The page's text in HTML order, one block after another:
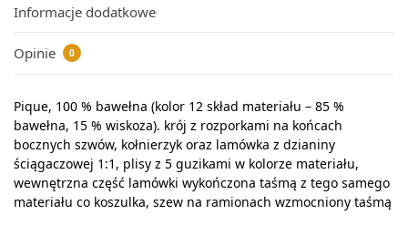
Informacje dodatkowe
Opinie 0
Pique, 100 % bawełna (kolor 12 skład materiału – 85 %
bawełna, 15 % wiskoza). krój z rozporkami na końcach
bocznych szwów, kołnierzyk oraz lamówka z dzianiny
ściągaczowej 1:1, plisy z 5 guzikami w kolorze materiału,
wewnętrzna część lamówki wykończona taśmą z tego samego
materiału co koszulka, szew na ramionach wzmocniony taśmą